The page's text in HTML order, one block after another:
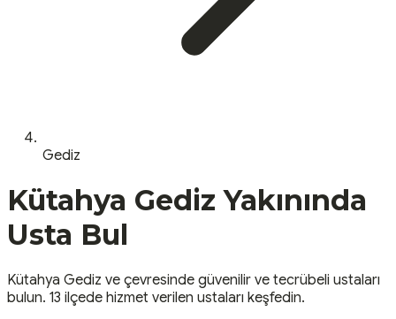
Gediz
Kütahya Gediz Yakınında
Usta Bul
Kütahya Gediz ve çevresinde güvenilir ve tecrübeli ustaları
bulun. 13 ilçede hizmet verilen ustaları keşfedin.